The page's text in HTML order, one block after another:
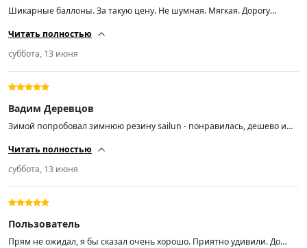
Шикарные баллоны. За такую цену. Не шумная. Мягкая. Дорогу
Читать полностью
суббота, 13 июня
Вадим Деревцов
Зимой попробовал зимнюю резину sailun - понравилась, дешево и
почему нет) Вода, грязь, сухая дорога - все держит, как минимум для
такой цены. На скорости больше 100 в повороте немного
проскальзывает, но опять же, в большинстве случаев резины более
чем достаточно )
Читать полностью
суббота, 13 июня
Пользователь
Прям не ожидал, я бы сказал очень хорошо. Приятно удивили. До